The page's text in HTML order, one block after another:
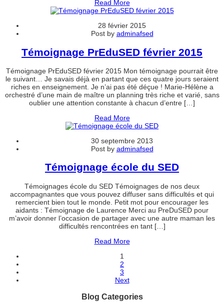
Read More
28 février 2015
Post by adminafsed
Témoignage PrEduSED février 2015
Témoignage PrEduSED février 2015 Mon témoignage pourrait être
le suivant… Je savais déjà en partant que ces quatre jours seraient
riches en enseignement. Je n’ai pas été déçue ! Marie-Hélène a
orchestré d’une main de maître un planning très riche et varié, sans
oublier une attention constante à chacun d’entre […]
Read More
30 septembre 2013
Post by adminafsed
Témoignage école du SED
Témoignages école du SED Témoignages de nos deux
accompagnantes que vous pouvez diffuser sans difficultés et qui
remercient bien tout le monde. Petit mot pour encourager les
aidants : Témoignage de Laurence Merci au PreDuSED pour
m’avoir donner l’occasion de partager avec une autre maman les
difficultés rencontrées en tant […]
Read More
1
2
3
Next
Blog Categories